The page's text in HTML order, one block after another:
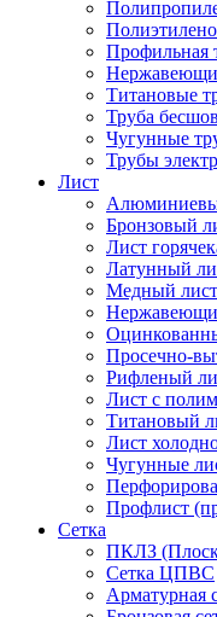
Профильная
Титановые
Труба
Чугунные
Трубы
Лист
Бронзовый
Лист
Латунный
Медный лист
Просечно-
Рифленый
Лист с
Титановый
Лист
Чугунные
Профлист
Сетка
ПКЛЗ
Сетка ЦПВС
Арматурная